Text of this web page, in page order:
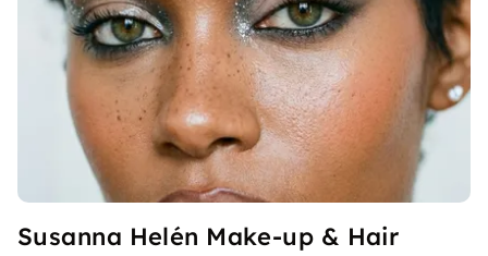
Susanna Helén Make-up & Hair